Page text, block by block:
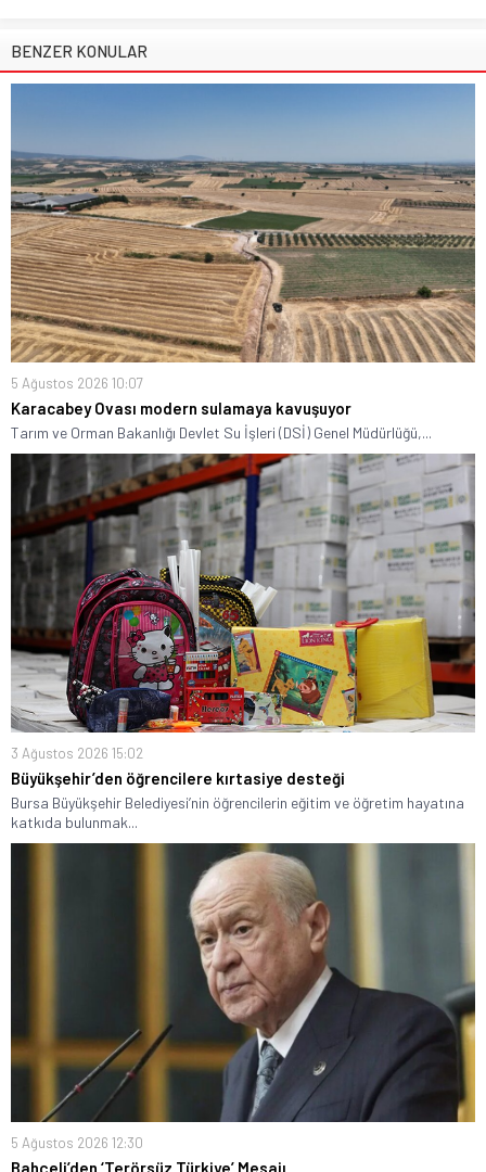
BENZER KONULAR
5 Ağustos 2026 10:07
Karacabey Ovası modern sulamaya kavuşuyor
Tarım ve Orman Bakanlığı Devlet Su İşleri (DSİ) Genel Müdürlüğü,...
3 Ağustos 2026 15:02
Büyükşehir’den öğrencilere kırtasiye desteği
Bursa Büyükşehir Belediyesi’nin öğrencilerin eğitim ve öğretim hayatına
katkıda bulunmak...
5 Ağustos 2026 12:30
Bahçeli’den ‘Terörsüz Türkiye’ Mesajı